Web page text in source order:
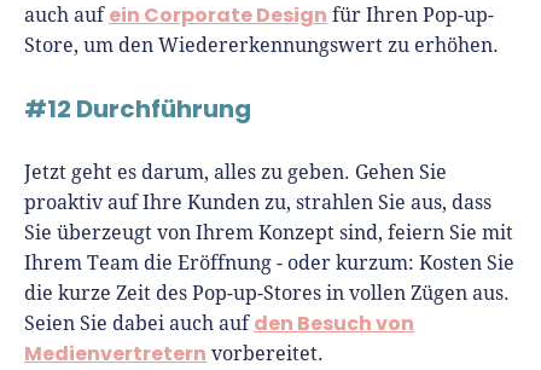
auch auf ein Corporate Design für Ihren Pop-up-
Store, um den Wiedererkennungswert zu erhöhen.
#12 Durchführung
Jetzt geht es darum, alles zu geben. Gehen Sie
proaktiv auf Ihre Kunden zu, strahlen Sie aus, dass
Sie überzeugt von Ihrem Konzept sind, feiern Sie mit
Ihrem Team die Eröffnung - oder kurzum: Kosten Sie
die kurze Zeit des Pop-up-Stores in vollen Zügen aus.
Seien Sie dabei auch auf den Besuch von
Medienvertretern vorbereitet.